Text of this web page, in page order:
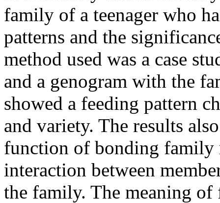
family of a teenager who
patterns and the
method used was a case
and a genogram with the
showed a feeding pattern
and variety. The results
function of bonding family
interaction between
the family. The meaning